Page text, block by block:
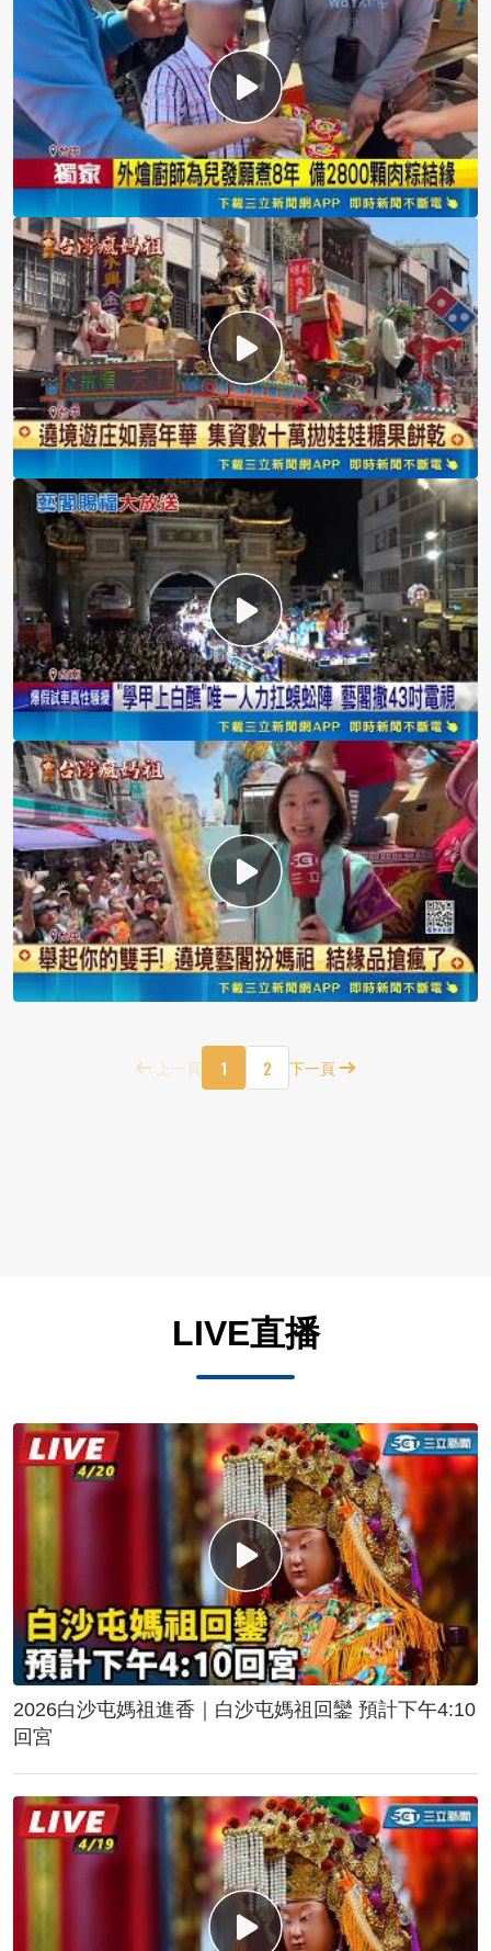
上一頁 1 2 下一頁
LIVE直播
2026白沙屯媽祖進香｜白沙屯媽祖回鑾 預計下午4:10
回宮